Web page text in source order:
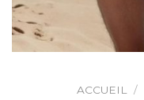
ACCUEIL /